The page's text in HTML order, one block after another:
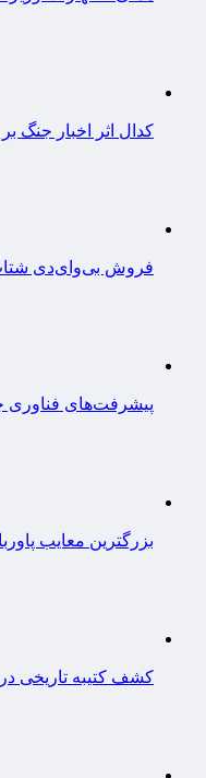
کدال اثر اخبار جنگ
فروش بی‌وای‌دی
پیشرفت‌های فناوری
بزرگترین معایب
کشف کتیبه تاریخی